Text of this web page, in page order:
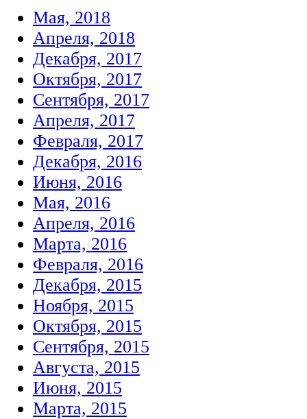
Мая, 2018
Апреля, 2018
Декабря, 2017
Октября, 2017
Сентября, 2017
Апреля, 2017
Февраля, 2017
Декабря, 2016
Июня, 2016
Мая, 2016
Апреля, 2016
Марта, 2016
Февраля, 2016
Декабря, 2015
Ноября, 2015
Октября, 2015
Сентября, 2015
Августа, 2015
Июня, 2015
Марта, 2015